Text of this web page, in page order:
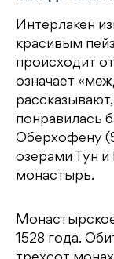
Интерлакен
красивым
происходит
означает
понравилась
Оберхофену
озерами Тун
монастырь.
1528 года.